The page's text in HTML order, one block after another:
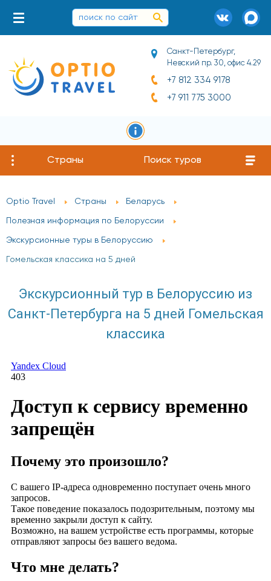
Санкт-Петербург,
Невский пр. 30, офис 4.29
+7 812 334 9178
+7 911 775 3000
Страны Поиск туров
Optio Travel Страны Беларусь
Полезная информация по Белоруссии
Экскурсионные туры в Белоруссию
Гомельская классика на 5 дней
Экскурсионный тур в Белоруссию из
Санкт-Петербурга на 5 дней Гомельская
классика